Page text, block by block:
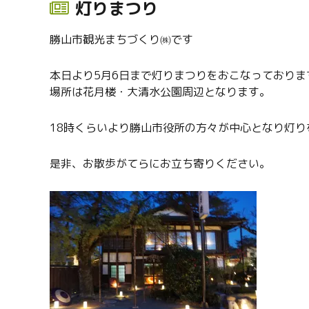
灯りまつり
勝山市観光まちづくり㈱です
本日より5月6日まで灯りまつりをおこなっておりま
場所は花月楼・大清水公園周辺となります。
18時くらいより勝山市役所の方々が中心となり灯り
是非、お散歩がてらにお立ち寄りください。